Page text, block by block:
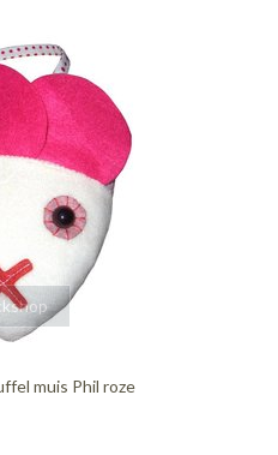
muis Phil roze